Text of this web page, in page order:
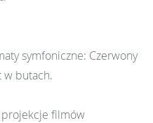
symfoniczne: Czerwony
w butach.
projekcje filmów